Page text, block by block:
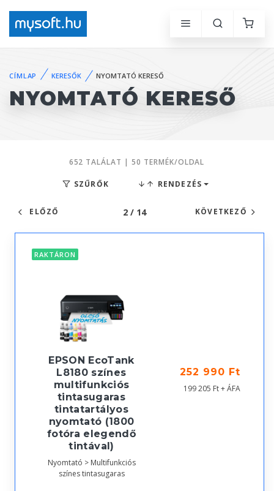
CÍMLAP KERESŐK NYOMTATÓ KERESŐ
NYOMTATÓ KERESŐ
652 TALÁLAT | 50 TERMÉK/OLDAL
SZŰRŐK RENDEZÉS
ELŐZŐ 2 / 14 KÖVETKEZŐ
RAKTÁRON
EPSON EcoTank
L8180 színes
multifunkciós
tintasugaras
tintatartályos
nyomtató (1800
fotóra elegendő
tintával)
Nyomtató > Multifunkciós
színes tintasugaras
252 990 Ft
199 205 Ft + ÁFA